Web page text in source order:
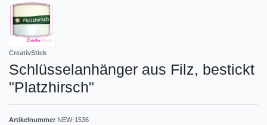
CreativStick
Schlüsselanhänger aus Filz, bestickt
"Platzhirsch"
Artikelnummer NEW-1536